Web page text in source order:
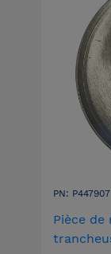
PN: P447907
Pièce de